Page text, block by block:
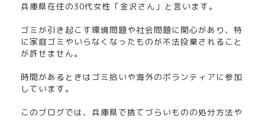
兵庫県在住の30代女性「金沢さん」と言います。
ゴミが引き起こす環境問題や社会問題に関心があり、特
に家庭ゴミやいらなくなったものが不法投棄されること
が許せません。
時間があるときはゴミ拾いや海外のボランティアに参加
しています。
このブログでは、兵庫県で捨てづらいものの処分方法や